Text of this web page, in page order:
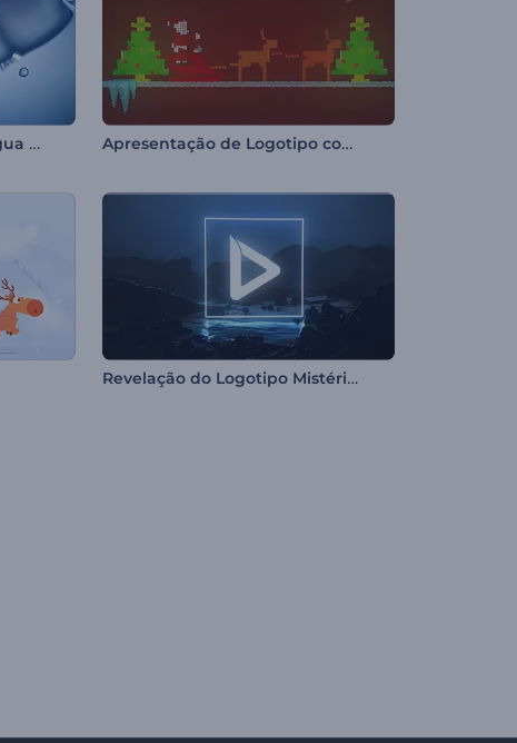
Apresentação de Logo - Água Refrescante Apresentação de Logotipo com Papai Noel
Revelação do Logotipo Mistério do Anoitecer